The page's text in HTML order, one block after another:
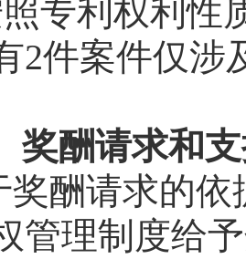
照专利权利
2件案件仅涉
奖酬请求和
奖酬请求的
管理制度给